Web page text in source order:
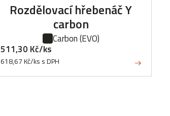
Rozdělovací hřebenáč Y
carbon
Carbon(EVO)
511,30 Kč/ks
618,67 Kč/ks s DPH